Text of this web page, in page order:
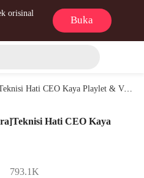
orisinal
Buka
Hati CEO Kaya Playlet & Video
Hati CEO Kaya
793.1K